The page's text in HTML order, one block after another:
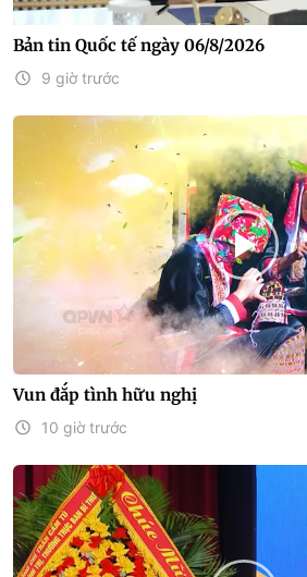
Bản tin Quốc tế ngày 06/8/2026
9 giờ trước
Vun đắp tình hữu nghị
10 giờ trước